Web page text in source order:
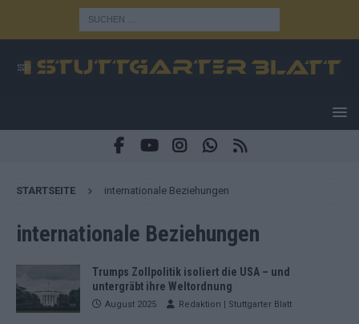
STARTSEITE internationale Beziehungen
internationale Beziehungen
Trumps Zollpolitik isoliert die USA – und
untergräbt ihre Weltordnung
August 2025 Redaktion | Stuttgarter Blatt